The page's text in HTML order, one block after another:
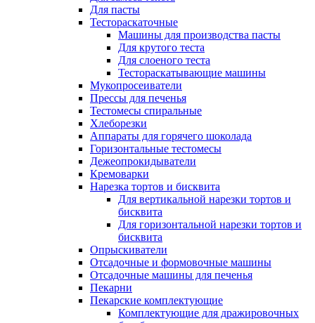
Для пасты
Тестораскаточные
Машины для производства пасты
Для крутого теста
Для слоеного теста
Тестораскатывающие машины
Мукопросеиватели
Прессы для печенья
Тестомесы спиральные
Хлеборезки
Аппараты для горячего шоколада
Горизонтальные тестомесы
Дежеопрокидыватели
Кремоварки
Нарезка тортов и бисквита
Для вертикальной нарезки тортов и
бисквита
Для горизонтальной нарезки тортов и
бисквита
Опрыскиватели
Отсадочные и формовочные машины
Отсадочные машины для печенья
Пекарни
Пекарские комплектующие
Комплектующие для дражировочных